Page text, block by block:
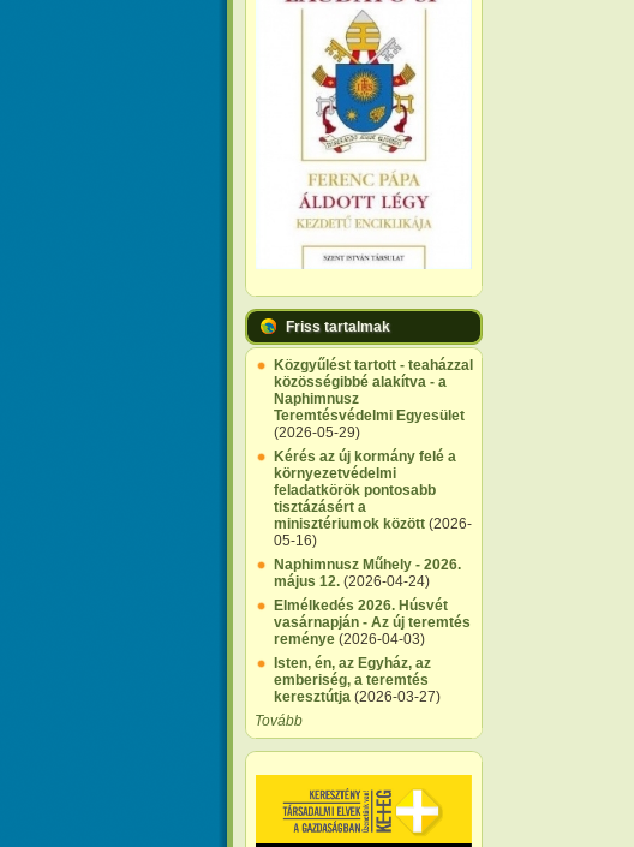
Friss tartalmak
Közgyűlést tartott - teaházzal
közösségibbé alakítva - a
Naphimnusz
Teremtésvédelmi Egyesület
(2026-05-29)
Kérés az új kormány felé a
környezetvédelmi
feladatkörök pontosabb
tisztázásért a
minisztériumok között (2026-
05-16)
Naphimnusz Műhely - 2026.
május 12. (2026-04-24)
Elmélkedés 2026. Húsvét
vasárnapján - Az új teremtés
reménye (2026-04-03)
Isten, én, az Egyház, az
emberiség, a teremtés
keresztútja (2026-03-27)
Tovább